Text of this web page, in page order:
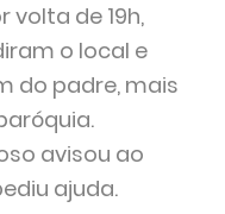
de 19h,
o local e
do padre, mais
avisou ao
ajuda.